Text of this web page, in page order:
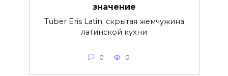
значение
Tuber Eris Latin: скрытая жемчужина
латинской кухни
0 0